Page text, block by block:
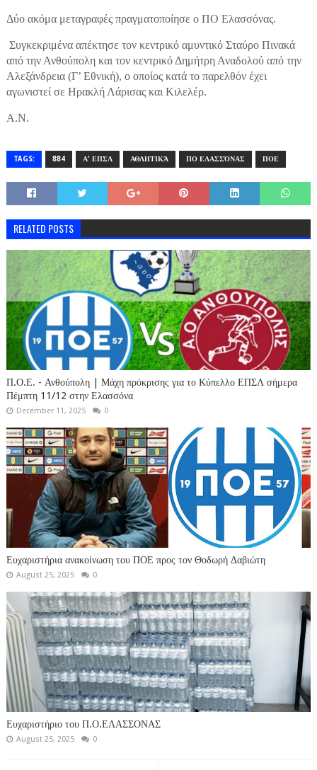
Δύο ακόμα μεταγραφές πραγματοποίησε ο ΠΟ Ελασσόνας.
Συγκεκριμένα απέκτησε τον κεντρικό αμυντικό Σταύρο Πινακά
από την Ανθούπολη και τον κεντρικό Δημήτρη Αναδολού από την
Αλεξάνδρεια (Γ’ Εθνική), ο οποίος κατά το παρελθόν έχει
αγωνιστεί σε Ηρακλή Λάρισας και Κιλελέρ.
Α.Ν.
TAGS: 884 Α' ΕΠΣΛ ΑΘΛΗΤΙΚΆ ΠΟ ΕΛΑΣΣΌΝΑΣ ΠΟΕ
RELATED POSTS
Π.Ο.Ε. - Ανθούπολη | Μάχη πρόκρισης για το Κύπελλο ΕΠΣΛ σήμερα
Πέμπτη 11/12 στην Ελασσόνα
December 11, 2025 0
Ευχαριστήρια ανακοίνωση του ΠΟΕ προς τον Θοδωρή Δαβιώτη
August 25, 2025 0
Ευχαριστήριο του Π.Ο.ΕΛΑΣΣΟΝΑΣ
August 25, 2025 0